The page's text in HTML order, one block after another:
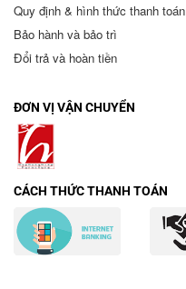
Quy định & hình thức thanh toán
Bảo hành và bảo trì
Đổi trả và hoàn tiền
ĐƠN VỊ VẬN CHUYỂN
CÁCH THỨC THANH TOÁN